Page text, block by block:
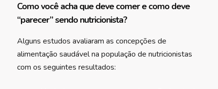
Como você acha que deve comer e como deve
“parecer” sendo nutricionista?
Alguns estudos avaliaram as concepções de
alimentação saudável na população de nutricionistas
com os seguintes resultados: